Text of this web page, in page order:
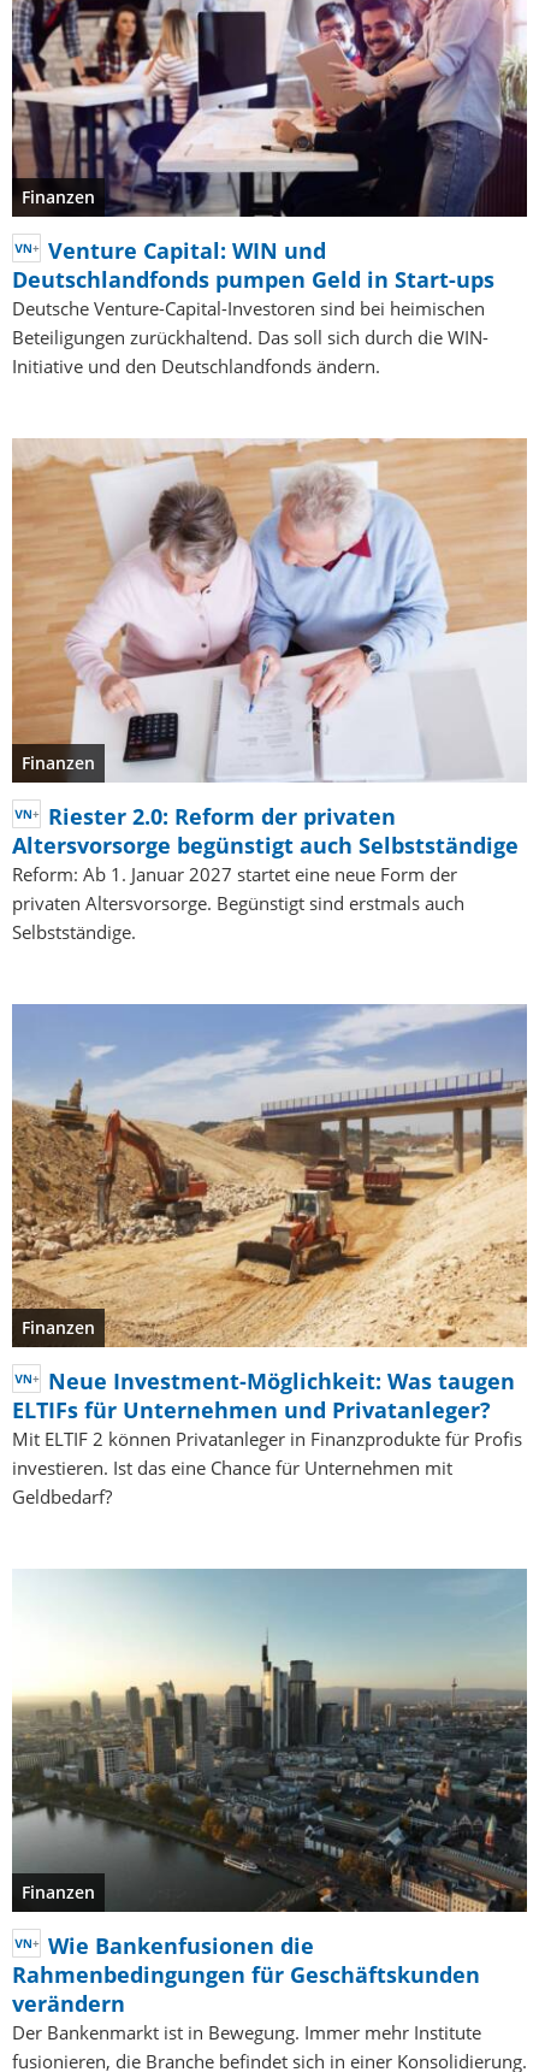
Finanzen
Venture Capital: WIN und
Deutschlandfonds pumpen Geld in Start-ups
Deutsche Venture-Capital-Investoren sind bei heimischen
Beteiligungen zurückhaltend. Das soll sich durch die WIN-
Initiative und den Deutschlandfonds ändern.
Finanzen
Riester 2.0: Reform der privaten
Altersvorsorge begünstigt auch Selbstständige
Reform: Ab 1. Januar 2027 startet eine neue Form der
privaten Altersvorsorge. Begünstigt sind erstmals auch
Selbstständige.
Finanzen
Neue Investment-Möglichkeit: Was taugen
ELTIFs für Unternehmen und Privatanleger?
Mit ELTIF 2 können Privatanleger in Finanzprodukte für Profis
investieren. Ist das eine Chance für Unternehmen mit
Geldbedarf?
Finanzen
Wie Bankenfusionen die
Rahmenbedingungen für Geschäftskunden
verändern
Der Bankenmarkt ist in Bewegung. Immer mehr Institute
fusionieren, die Branche befindet sich in einer Konsolidierung.